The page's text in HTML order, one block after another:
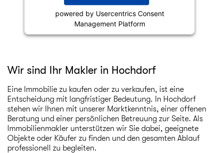
powered by Usercentrics Consent
Management Platform
Wir sind Ihr Makler in Hochdorf
Eine Immobilie zu kaufen oder zu verkaufen, ist eine
Entscheidung mit langfristiger Bedeutung. In Hochdorf
stehen wir Ihnen mit unserer Marktkenntnis, einer offenen
Beratung und einer persönlichen Betreuung zur Seite. Als
Immobilienmakler unterstützen wir Sie dabei, geeignete
Objekte oder Käufer zu finden und den gesamten Ablauf
professionell zu begleiten.